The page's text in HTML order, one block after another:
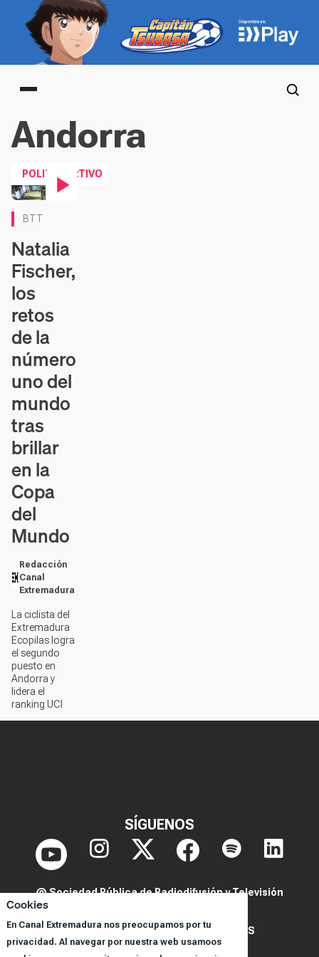
Cookies
En Canal Extremadura nos preocupamos por tu
privacidad. Al navegar por nuestra web usamoos
Main menu
Andorra
POLIDEPORTIVO
BTT
Natalia
Fischer,
los
retos
de la
número
uno del
mundo
tras
brillar
en la
Copa
del
Mundo
Redacción
Canal
Extremadura
La ciclista del
Extremadura
Ecopilas logra
el segundo
puesto en
Andorra y
lidera el
ranking UCI
SÍGUENOS
@ Sociedad Pública de Radiodifusión y Televisión
POLITICA DE PRIVACIDAD Y COOKIES